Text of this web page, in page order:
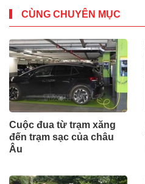
CÙNG CHUYÊN MỤC
Cuộc đua từ trạm xăng
đến trạm sạc của châu
Âu